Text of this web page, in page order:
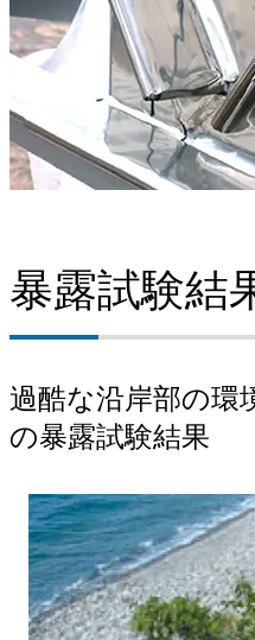
暴露試験結
過酷な沿岸部の環
の暴露試験結果